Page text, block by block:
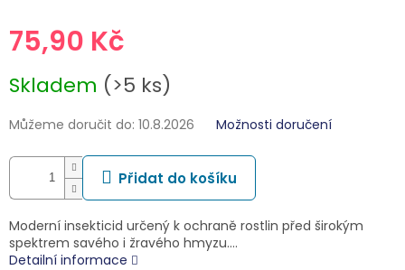
75,90 Kč
cena:
Skladem (>5 ks)
Můžeme doručit do: 10.8.2026 Možnosti doručení
Přidat do košíku
Moderní insekticid určený k ochraně rostlin před širokým
spektrem savého i žravého hmyzu.…
Detailní informace